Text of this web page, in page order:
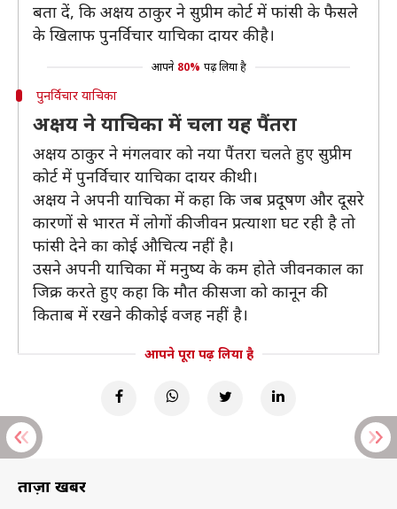
बता दें, कि अक्षय ठाकुर ने सुप्रीम कोर्ट में फांसी के फैसले
के खिलाफ पुनर्विचार याचिका दायर की है।
आपने 80% पढ़ लिया है
पुनर्विचार याचिका
अक्षय ने याचिका में चला यह पैंतरा
अक्षय ठाकुर ने मंगलवार को नया पैंतरा चलते हुए सुप्रीम
कोर्ट में पुनर्विचार याचिका दायर की थी।
अक्षय ने अपनी याचिका में कहा कि जब प्रदूषण और दूसरे
कारणों से भारत में लोगों की जीवन प्रत्याशा घट रही है तो
फांसी देने का कोई औचित्य नहीं है।
उसने अपनी याचिका में मनुष्य के कम होते जीवनकाल का
जिक्र करते हुए कहा कि मौत की सजा को कानून की
किताब में रखने की कोई वजह नहीं है।
आपने पूरा पढ़ लिया है
ताज़ा खबरें